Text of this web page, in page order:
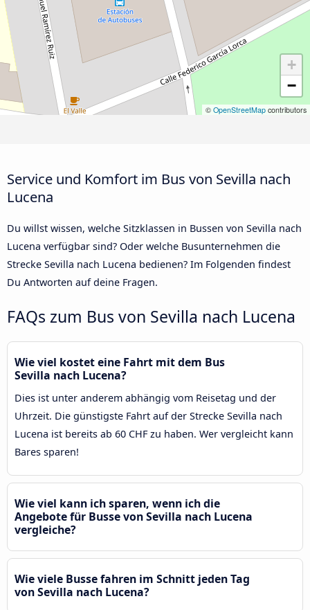
+
−
© OpenStreetMap contributors
Service und Komfort im Bus von Sevilla nach
Lucena
Du willst wissen, welche Sitzklassen in Bussen von Sevilla nach
Lucena verfügbar sind? Oder welche Busunternehmen die
Strecke Sevilla nach Lucena bedienen? Im Folgenden findest
Du Antworten auf deine Fragen.
FAQs zum Bus von Sevilla nach Lucena
Wie viel kostet eine Fahrt mit dem Bus
Sevilla nach Lucena?
Dies ist unter anderem abhängig vom Reisetag und der
Uhrzeit. Die günstigste Fahrt auf der Strecke Sevilla nach
Lucena ist bereits ab 60 CHF zu haben. Wer vergleicht kann
Bares sparen!
Wie viel kann ich sparen, wenn ich die
Angebote für Busse von Sevilla nach Lucena
vergleiche?
Wie viele Busse fahren im Schnitt jeden Tag
von Sevilla nach Lucena?